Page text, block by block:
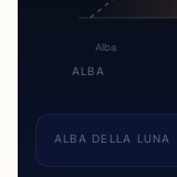
Alba
ALBA
ALBA DELLA LUNA